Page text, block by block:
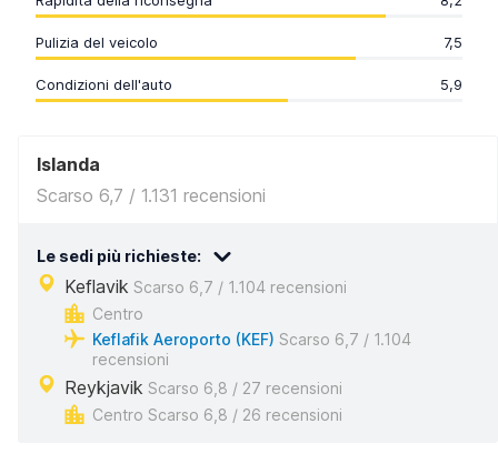
Pulizia del veicolo 7,5
Condizioni dell'auto 5,9
Islanda
Scarso 6,7 / 1.131 recensioni
Le sedi più richieste:
Keflavik Scarso 6,7 / 1.104 recensioni
Centro
Keflafik Aeroporto (KEF) Scarso 6,7 / 1.104
recensioni
Reykjavik Scarso 6,8 / 27 recensioni
Centro Scarso 6,8 / 26 recensioni